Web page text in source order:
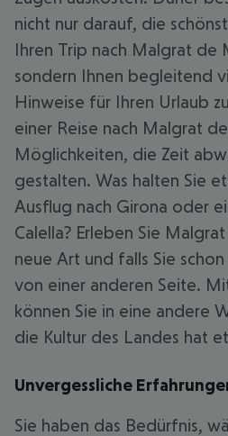
nicht nur darauf, die
Ihren Trip nach Malgrat de
sondern Ihnen begleitend
Hinweise für Ihren Urlaub
einer Reise nach Malgrat
Möglichkeiten, die Zeit
gestalten. Was halten Sie
Ausflug nach Girona oder
Calella? Erleben Sie
neue Art und falls Sie
von einer anderen Seite.
können Sie in eine andere
die Kultur des Landes hat
Unvergessliche
Sie haben das Bedürfnis,